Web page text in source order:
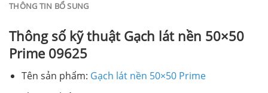
THÔNG TIN BỔ SUNG
Thông số kỹ thuật Gạch lát nền 50×50
Prime 09625
Tên sản phẩm: Gạch lát nền 50×50 Prime